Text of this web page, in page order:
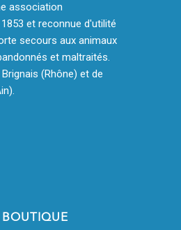
association
et reconnue d'utilité
secours aux animaux
et maltraités.
(Rhône) et de